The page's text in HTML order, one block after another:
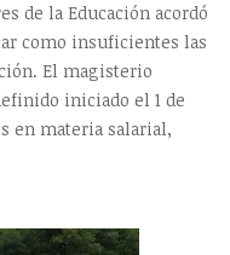
de la Educación acordó
como insuficientes las
El magisterio
iniciado el 1 de
en materia salarial,